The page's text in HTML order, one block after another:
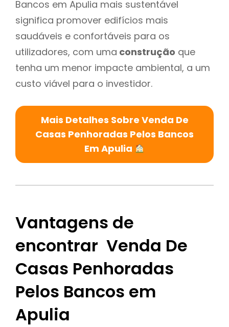
Bancos em Apulia mais sustentável
significa promover edifícios mais
saudáveis e confortáveis para os
utilizadores, com uma construção que
tenha um menor impacte ambiental, a um
custo viável para o investidor.
Mais Detalhes Sobre Venda De
Casas Penhoradas Pelos Bancos
Em Apulia
Vantagens de
encontrar Venda De
Casas Penhoradas
Pelos Bancos em
Apulia